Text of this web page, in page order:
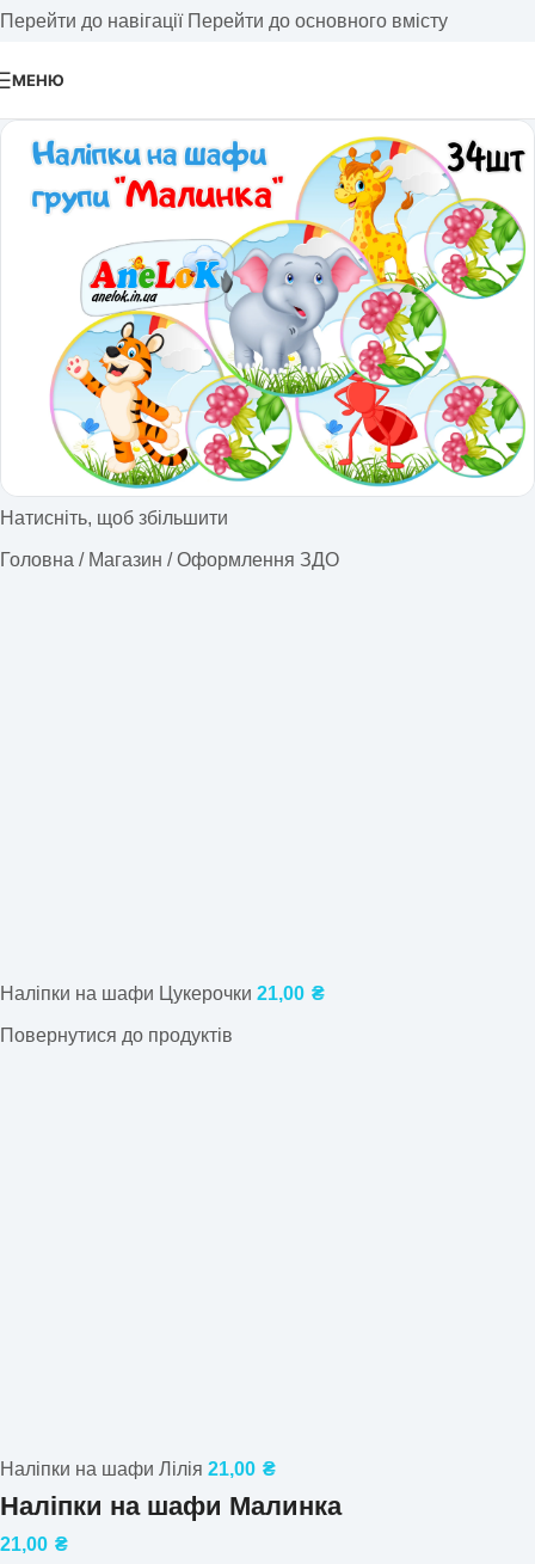
Перейти до навігації Перейти до основного вмісту
МЕНЮ
Натисніть, щоб збільшити
Головна / Магазин / Оформлення ЗДО
Наліпки на шафи Цукерочки 21,00 ₴
Повернутися до продуктів
Наліпки на шафи Лілія 21,00 ₴
Наліпки на шафи Малинка
21,00 ₴